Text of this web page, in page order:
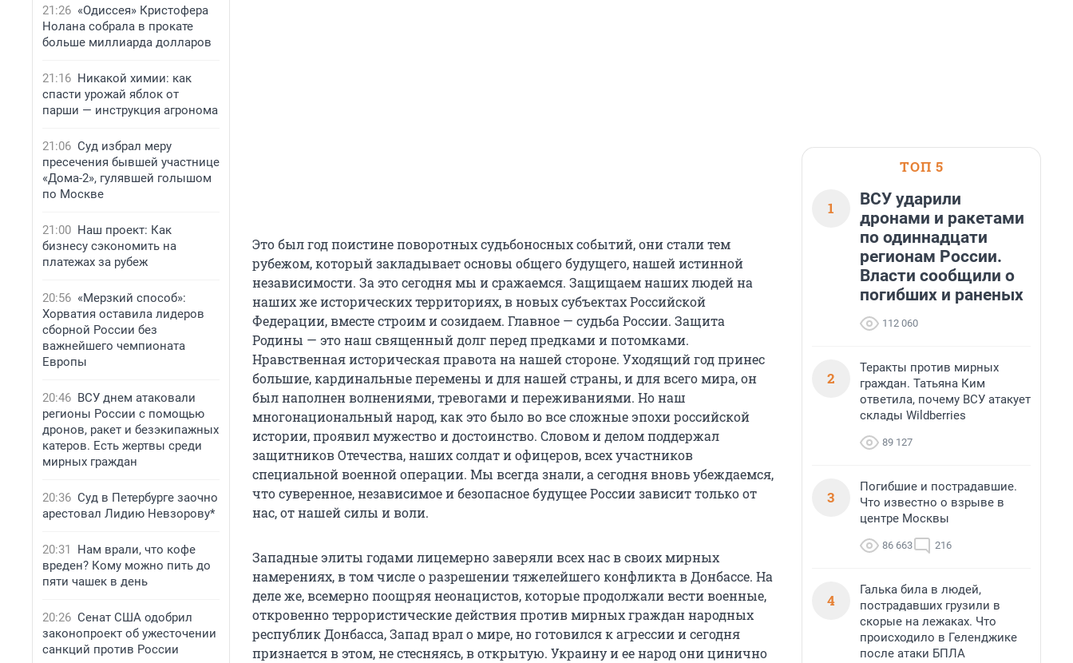
21:26 «Одиссея» Кристофера
Нолана собрала в прокате
больше миллиарда долларов
21:16 Никакой химии: как
спасти урожай яблок от
парши — инструкция агронома
21:06 Суд избрал меру
пресечения бывшей участнице
«Дома-2», гулявшей голышом
по Москве
21:00 Наш проект: Как
бизнесу сэкономить на
платежах за рубеж
20:56 «Мерзкий способ»:
Хорватия оставила лидеров
сборной России без
важнейшего чемпионата
Европы
20:46 ВСУ днем атаковали
регионы России с помощью
дронов, ракет и безэкипажных
катеров. Есть жертвы среди
мирных граждан
20:36 Суд в Петербурге заочно
арестовал Лидию Невзорову*
20:31
Нам врали, что кофе
вреден? Кому можно пить до
пяти чашек в день
20:26 Сенат США одобрил
законопроект об ужесточении
санкций против России
Это был год поистине поворотных судьбоносных событий, они стали тем
рубежом, который закладывает основы общего будущего, нашей истинной
независимости. За это сегодня мы и сражаемся. Защищаем наших людей на
наших же исторических территориях, в новых субъектах Российской
Федерации, вместе строим и созидаем. Главное — судьба России. Защита
Родины — это наш священный долг перед предками и потомками.
Нравственная историческая правота на нашей стороне. Уходящий год принес
большие, кардинальные перемены и для нашей страны, и для всего мира, он
был наполнен волнениями, тревогами и переживаниями. Но наш
многонациональный народ, как это было во все сложные эпохи российской
истории, проявил мужество и достоинство. Словом и делом поддержал
защитников Отечества, наших солдат и офицеров, всех участников
специальной военной операции. Мы всегда знали, а сегодня вновь убеждаемся,
что суверенное, независимое и безопасное будущее России зависит только от
нас, от нашей силы и воли.
Западные элиты годами лицемерно заверяли всех нас в своих мирных
намерениях, в том числе о разрешении тяжелейшего конфликта в Донбассе. На
деле же, всемерно поощряя неонацистов, которые продолжали вести военные,
откровенно террористические действия против мирных граждан народных
республик Донбасса, Запад врал о мире, но готовился к агрессии и сегодня
признается в этом, не стесняясь, в открытую. Украину и ее народ они цинично
ТОП 5
1
ВСУ ударили
дронами и ракетами
по одиннадцати
регионам России.
Власти сообщили о
погибших и раненых
112 060
2
Теракты против мирных
граждан. Татьяна Ким
ответила, почему ВСУ атакует
склады Wildberries
89 127
3
Погибшие и пострадавшие.
Что известно о взрыве в
центре Москвы
86 663 216
4
Галька била в людей,
пострадавших грузили в
скорые на лежаках. Что
происходило в Геленджике
после атаки БПЛА